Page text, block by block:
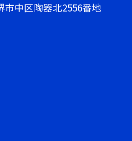
市中区陶器北2556番地